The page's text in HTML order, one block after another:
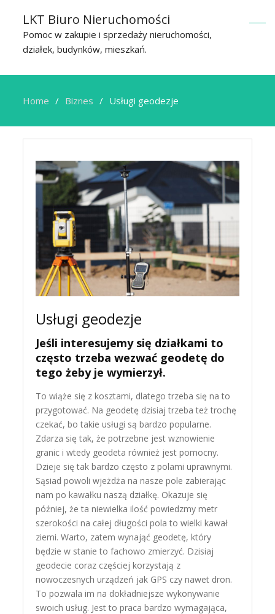
LKT Biuro Nieruchomości
Pomoc w zakupie i sprzedaży nieruchomości,
działek, budynków, mieszkań.
Home Biznes Usługi geodezje
Usługi geodezje
Jeśli interesujemy się działkami to
często trzeba wezwać geodetę do
tego żeby je wymierzył.
To wiąże się z kosztami, dlatego trzeba się na to
przygotować. Na geodetę dzisiaj trzeba też trochę
czekać, bo takie usługi są bardzo popularne.
Zdarza się tak, że potrzebne jest wznowienie
granic i wtedy geodeta również jest pomocny.
Dzieje się tak bardzo często z polami uprawnymi.
Sąsiad powoli wjeżdża na nasze pole zabierając
nam po kawałku naszą działkę. Okazuje się
później, że ta niewielka ilość powiedzmy metr
szerokości na całej długości pola to wielki kawał
ziemi. Warto, zatem wynająć geodetę, który
będzie w stanie to fachowo zmierzyć. Dzisiaj
geodecie coraz częściej korzystają z
nowoczesnych urządzeń jak GPS czy nawet dron.
To pozwala im na dokładniejsze wykonywanie
swoich usług. Jest to praca bardzo wymagająca,